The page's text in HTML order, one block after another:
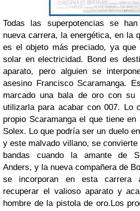
Todas las superpotencias se
nueva carrera, la energética, en la
es el objeto más preciado, ya que
solar en electricidad. Bond es
aparato, pero alguien se
asesino Francisco Scaramanga.
marcado una bala de oro con su
utilizarla para acabar con 007. Lo
propio Scaramanga el que tiene
Solex. Lo que podría ser un duelo
y este malvado villano, se
bandas cuando la amante de
Anders, y la nueva compañera de
se incorporan en esta carrera
recuperar el valioso aparato y
hombre de la pistola de oro.Los